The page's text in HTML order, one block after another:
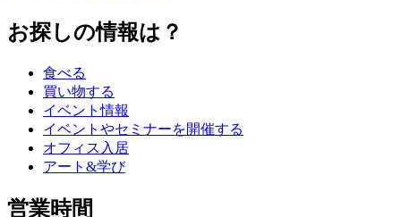
お探しの情報は？
食べる
買い物する
イベント情報
イベントやセミナーを開催する
オフィス入居
アート&学び
営業時間